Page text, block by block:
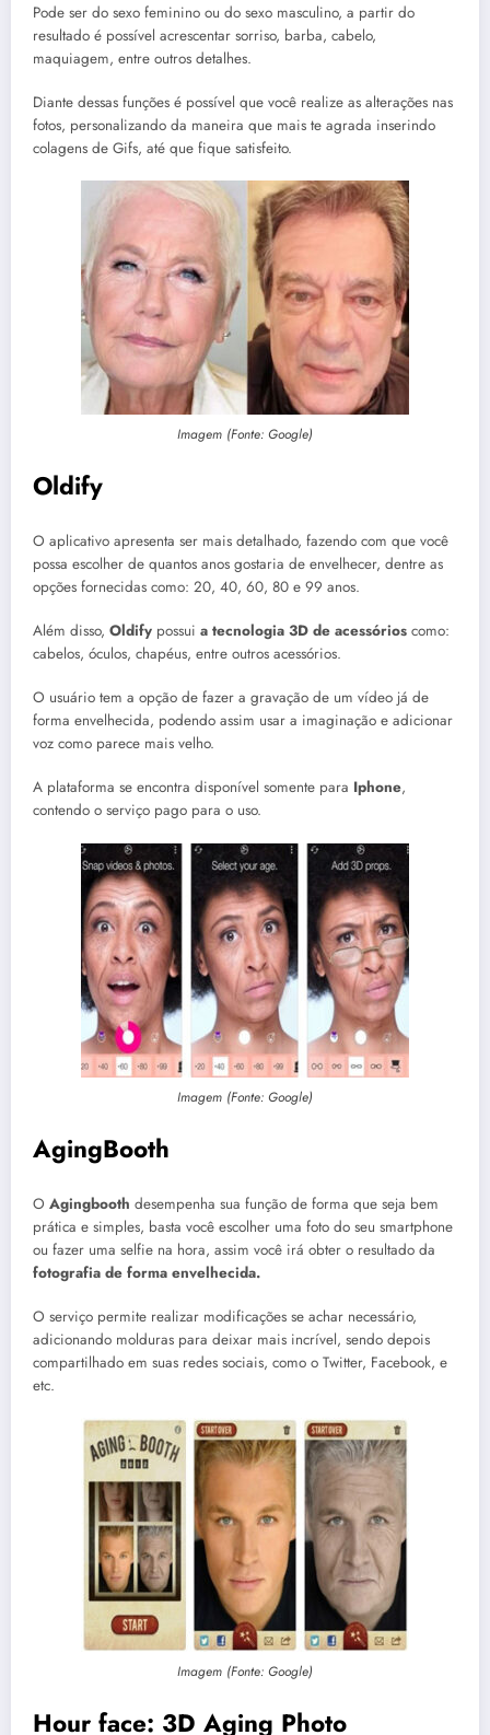
Pode ser do sexo feminino ou do sexo masculino, a partir do
resultado é possível acrescentar sorriso, barba, cabelo,
maquiagem, entre outros detalhes.
Diante dessas funções é possível que você realize as alterações nas
fotos, personalizando da maneira que mais te agrada inserindo
colagens de Gifs, até que fique satisfeito.
Imagem (Fonte: Google)
Oldify
O aplicativo apresenta ser mais detalhado, fazendo com que você
possa escolher de quantos anos gostaria de envelhecer, dentre as
opções fornecidas como: 20, 40, 60, 80 e 99 anos.
Além disso, Oldify possui a tecnologia 3D de acessórios como:
cabelos, óculos, chapéus, entre outros acessórios.
O usuário tem a opção de fazer a gravação de um vídeo já de
forma envelhecida, podendo assim usar a imaginação e adicionar
voz como parece mais velho.
A plataforma se encontra disponível somente para Iphone,
contendo o serviço pago para o uso.
Imagem (Fonte: Google)
AgingBooth
O Agingbooth desempenha sua função de forma que seja bem
prática e simples, basta você escolher uma foto do seu smartphone
ou fazer uma selfie na hora, assim você irá obter o resultado da
fotografia de forma envelhecida.
O serviço permite realizar modificações se achar necessário,
adicionando molduras para deixar mais incrível, sendo depois
compartilhado em suas redes sociais, como o Twitter, Facebook, e
etc.
Imagem (Fonte: Google)
Hour face: 3D Aging Photo